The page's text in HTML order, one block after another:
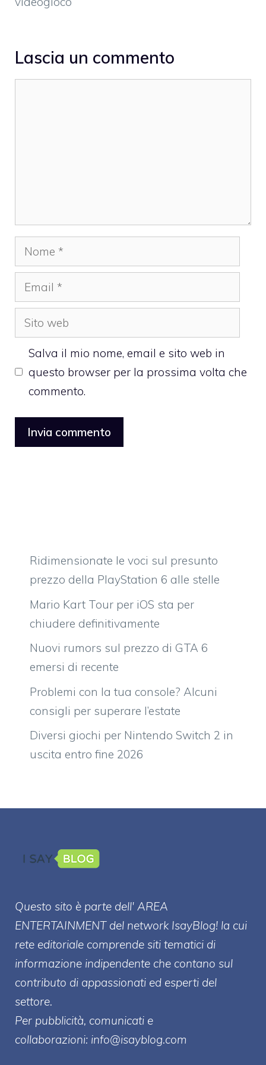
Lascia un commento
Nome
Email
Sito
web
Salva il mio nome, email e sito web in
questo browser per la prossima volta che
commento.
Ridimensionate le voci sul presunto
prezzo della PlayStation 6 alle stelle
Mario Kart Tour per iOS sta per
chiudere definitivamente
Nuovi rumors sul prezzo di GTA 6
emersi di recente
Problemi con la tua console? Alcuni
consigli per superare l’estate
Diversi giochi per Nintendo Switch 2 in
uscita entro fine 2026
Questo sito è parte dell' AREA
ENTERTAINMENT del network IsayBlog! la cui
rete editoriale comprende siti tematici di
informazione indipendente che contano sul
contributo di appassionati ed esperti del
settore.
Per pubblicità, comunicati e
collaborazioni: info@isayblog.com